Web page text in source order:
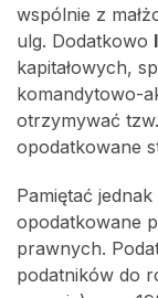
wspólnie z
ulg. Dodatkowo
kapitałowych,
komandytowo-
otrzymywać
opodatkowane
Pamiętać
opodatkowane
prawnych.
podatników do